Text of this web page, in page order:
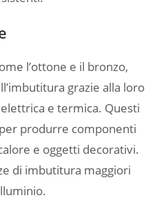
l’ottone e il bronzo,
grazie alla loro
e termica. Questi
produrre componenti
e oggetti decorativi.
di imbutitura maggiori